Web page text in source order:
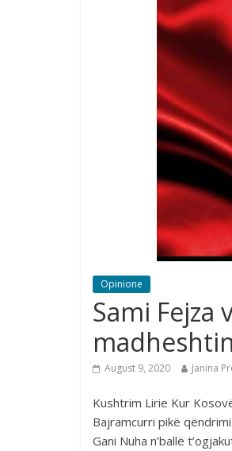
Opinione
Sami Fejza
August 9, 2020 Janina
Kushtrim Lirie Kur
Bajramcurri pikë qëndrimi.
Gani Nuha n’ballë